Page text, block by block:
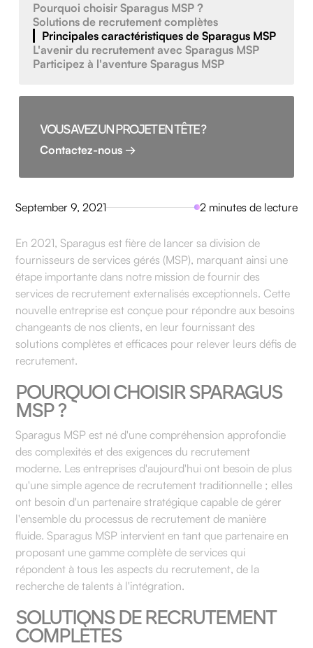
September 9, 2021 2 minutes de lecture
En 2021, Sparagus est fière de lancer sa division de
fournisseurs de services gérés (MSP), marquant ainsi une
étape importante dans notre mission de fournir des
services de recrutement externalisés exceptionnels. Cette
nouvelle entreprise est conçue pour répondre aux besoins
changeants de nos clients, en leur fournissant des
solutions complètes et efficaces pour relever leurs défis de
recrutement.
POURQUOI CHOISIR SPARAGUS
MSP ?
Sparagus MSP est né d'une compréhension approfondie
des complexités et des exigences du recrutement
moderne. Les entreprises d'aujourd'hui ont besoin de plus
qu'une simple agence de recrutement traditionnelle ; elles
ont besoin d'un partenaire stratégique capable de gérer
l'ensemble du processus de recrutement de manière
fluide. Sparagus MSP intervient en tant que partenaire en
proposant une gamme complète de services qui
répondent à tous les aspects du recrutement, de la
recherche de talents à l'intégration.
SOLUTIONS DE RECRUTEMENT
COMPLÈTES
Pourquoi choisir Sparagus MSP ?
Solutions de recrutement complètes
Principales caractéristiques de Sparagus MSP
L'avenir du recrutement avec Sparagus MSP
Participez à l'aventure Sparagus MSP
VOUS AVEZ UN PROJET EN TÊTE ?
Contactez-nous →